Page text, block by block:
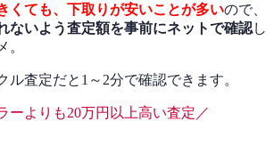
くても、下取りが安いことが多いので、
ないよう査定額を事前にネットで確認し
。
ル査定だと1～2分で確認できます。
ーよりも20万円以上高い査定／